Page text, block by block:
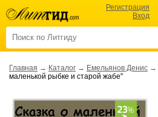
Регистрация
Вход
Главная → Каталог → Емельянов Денис →
маленькой рыбке и старой жабе"